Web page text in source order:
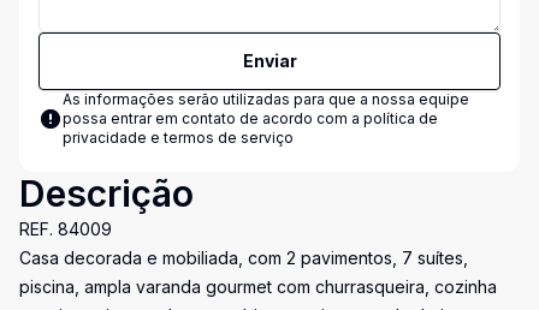
Enviar
As informações serão utilizadas para que a nossa equipe
possa entrar em contato de acordo com a política de
privacidade e termos de serviço
Descrição
REF. 84009
Casa decorada e mobiliada, com 2 pavimentos, 7 suítes,
piscina, ampla varanda gourmet com churrasqueira, cozinha